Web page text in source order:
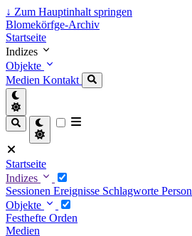
↓ Zum Hauptinhalt springen
Blomekörfge-Archiv
Startseite
Indizes
Objekte
Medien Kontakt
Startseite
Indizes
Sessionen Ereignisse Schlagworte
Objekte
Festhefte Orden
Medien